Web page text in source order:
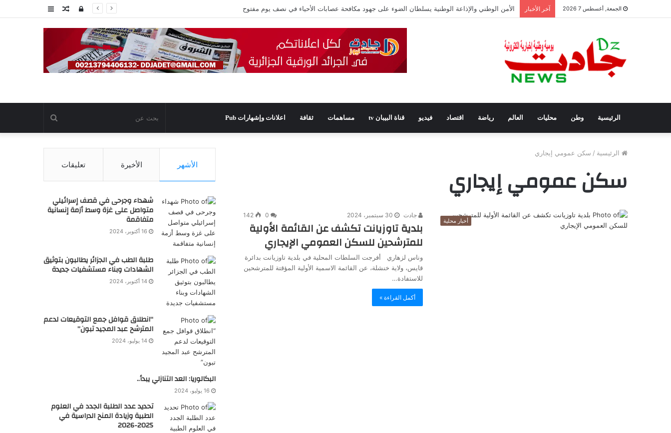
الجمعة, أغسطس 7 2026 آخر الأخبار سفيان بوعنداس رئيسًا جديدًا للمجلس الشعبي الولائي بسطيف بالأغلبية عمودمقالتسجيل
الرئيسية وطن محليات العالم رياضة اقتصاد فيديو قناة البيبان tv مساهمات ثقافة اعلانات وإشهارات Pub بحث
عن
الرئيسية / سكن عمومي إيجاري
سكن عمومي إيجاري
أخبار محلية
جادت 30 سبتمبر، 2024 0
142
بلدية تاوزيانت تكشف عن القائمة الأولية
للمترشحين للسكن العمومي الإيجاري
وناس لزهاري أفرجت السلطات المحلية في بلدية تاوزيانت بدائرة
قايس، ولاية خنشلة، عن القائمة الاسمية الأولية المؤقتة للمترشحين
للاستفادة…
أكمل القراءة »
الأشهر الأخيرة تعليقات
شهداء وجرحى في قصف إسرائيلي
متواصل على غزة وسط أزمة إنسانية
متفاقمة
16 أكتوبر، 2024
طلبة الطب في الجزائر يطالبون بتوثيق
الشهادات وبناء مستشفيات جديدة
14 أكتوبر، 2024
“انطلاق قوافل جمع التوقيعات لدعم
المترشح عبد المجيد تبون”
14 يوليو، 2024
البكالوريا: العد التنازلي يبدأ..
16 يوليو، 2024
تحديد عدد الطلبة الجدد في العلوم
الطبية وزيادة المنح الدراسية في
2025-2026